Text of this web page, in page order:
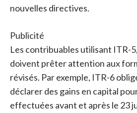
nouvelles directives.
Publicité
Les contribuables utilisant ITR-
doivent prêter attention aux
révisés. Par exemple, ITR-6
déclarer des gains en capital
effectuées avant et après le 23